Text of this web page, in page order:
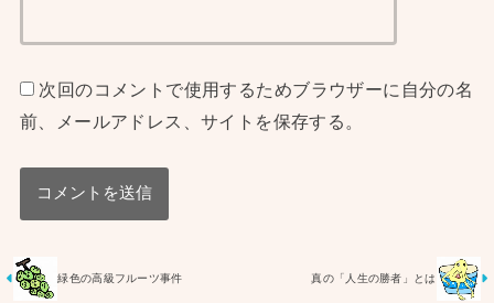
次回のコメントで使用するためブラウザーに自分の名
前、メールアドレス、サイトを保存する。
緑色の高級フルーツ事件 真の「人生の勝者」とは